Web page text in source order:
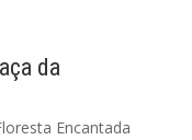
da
Encantada